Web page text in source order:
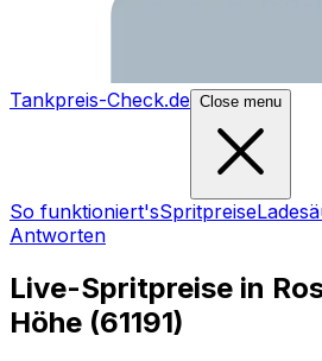
Tankpreis-Check.de Close menu
So funktioniert'sSpritpreise
Antworten
Live-Spritpreise in
Höhe (61191)